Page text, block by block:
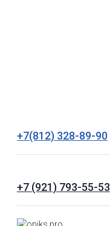
+7(812) 328-89-90
+7 (921) 793-55-53